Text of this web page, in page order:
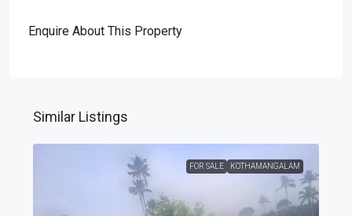
Enquire About This Property
Similar Listings
FOR SALE KOTHAMANGALAM